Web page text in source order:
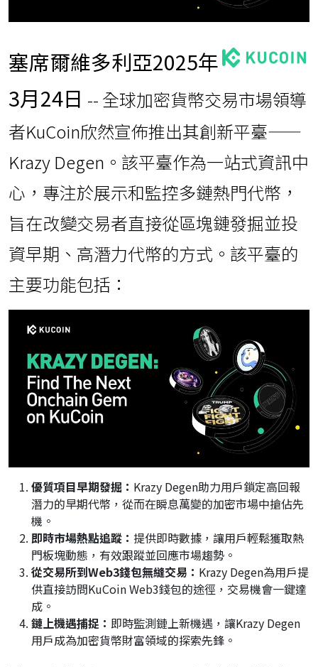
塞席爾維多利亞2025年
3月24日 -- 全球加密貨幣交易市場領導
者KuCoin欣然宣佈推出其創新平臺——
Krazy Degen。該平臺作為一站式資訊中
心，專注於展示和監控多鏈熱門代幣，
旨在改變交易者直接從區塊鏈發掘並投
資早期、高潛力代幣的方式。該平臺的
主要功能包括：
優質項目早期發掘： Krazy Degen助力用戶鎖定高回報
潛力的早期代幣，從而在瞬息萬變的加密市場中搶佔先
機。
即時市場熱點追蹤： 提供即時數據，讓用戶輕鬆獲取熱
門板塊動態，有效跟蹤並回應市場趨勢。
從交易所到Web3錢包無縫交易： Krazy Degen為用戶提
供直接訪問KuCoin Web3錢包的途徑，交易機會一鍵達
成。
鏈上機遇捕捉： 即時監測鏈上新機遇，讓Krazy Degen
用戶成為加密貨幣財富領域的探索先鋒。